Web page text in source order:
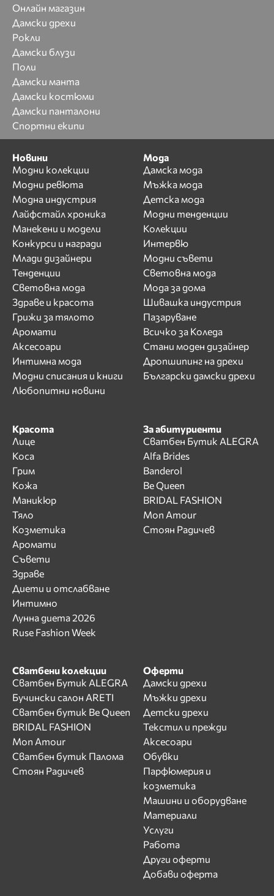
Онлайн магазин
Дамски дрехи
Рокли
Дамски блузи
Поли
Дамски манта
Дамски костюми
Дамски панталони
Спортни екипи
Новини
Модни колекции
Модни ревюта
Модна индустрия
Лайфстайл хроника
Манекени и модели
Конкурси и награди
Млади дизайнери
Тенденции
Световна мода
Здраве и красота
Грижи за тялото
Аромати
Аксесоари
Интимна мода
Модни списания и книги
Любопитни новини
Мода
Дамска мода
Мъжка мода
Детска мода
Модни тенденции
Колекции
Интервю
Модни съвети
Световна мода
Мода за дома
Шивашка индустрия
Пазаруване
Всичко за Коледа
Стани моден дизайнер
Дропшипинг на дрехи
Български дамски дрехи
Красота
Лице
Коса
Грим
Кожа
Маникюр
Тяло
Козметика
Аромати
Съвети
Здраве
Диети и отслабване
Интимно
Лунна диета 2026
Ruse Fashion Week
За абитуриенти
Сватбен Бутик ALEGRA
Alfa Brides
Banderol
Be Queen
BRIDAL FASHION
Mon Amour
Стоян Радичев
Сватбени колекции
Сватбен Бутик ALEGRA
Бучински салон ARETI
Сватбен бутик Be Queen
BRIDAL FASHION
Mon Amour
Сватбен бутик Палома
Стоян Радичев
Оферти
Дамски дрехи
Мъжки дрехи
Детски дрехи
Текстил и прежди
Аксесоари
Обувки
Парфюмерия и
козметика
Машини и оборудване
Материали
Услуги
Работа
Други оферти
Добави оферта